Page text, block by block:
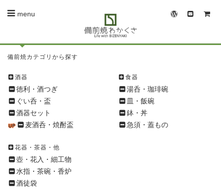
menu
備
焼
シ
ョ
ッ
ン
メ
ニ
ュ
ー
備前焼カテゴリから探す
酒器
徳利・酒つぎ
ぐい呑・盃
酒器セット
麦酒呑・焼酎盃
食器
湯呑・珈琲碗
皿・飯碗
鉢・丼
急須・蓋もの
花器・茶器・他
壺・花入・細工物
水指・茶碗・香炉
酒徒袋